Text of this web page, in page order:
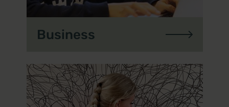
Business